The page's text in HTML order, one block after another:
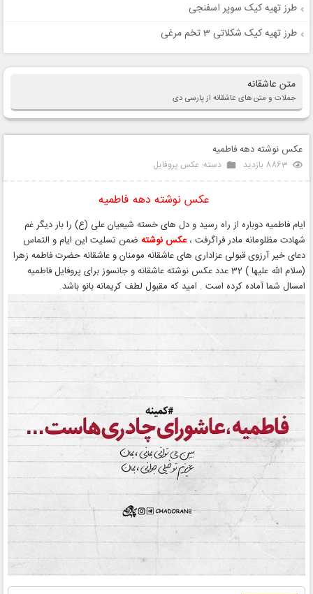
طرز تهیه کیک سوپر اسفنجی
طرز تهیه کیک شکلاتی 3 تخم مرغی
متن عاشقانه
جملات و متن های عاشقانه از پارسی دی
عکس نوشته دهه فاطمیه
8863 بازدید دسته: عکس پروفایل
عکس نوشته دهه فاطمیه
ایام فاطمیه دوباره از راه رسید و دل های خسته شیعیان علی (ع) را بار دیگر غم
شهادت مظلومانه مادر فراگرفت ،عکس نوشته ضمن تسلیت این ایام و التماس
دعای خیر آرزوی قبولی عزاداری های عاشقانه مومنان و عاشقانه حضرت فاطمه زهرا
(سلام الله علیها ) 32 عدد عکس نوشته عاشقانه و جانسوز برای پروفایل فاطمیه
امسال شما آماده کرده است . امید که مقبول لطف کریمانه بانو باشد.